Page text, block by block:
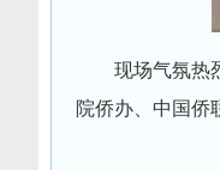
现场气氛热
院侨办、中国侨